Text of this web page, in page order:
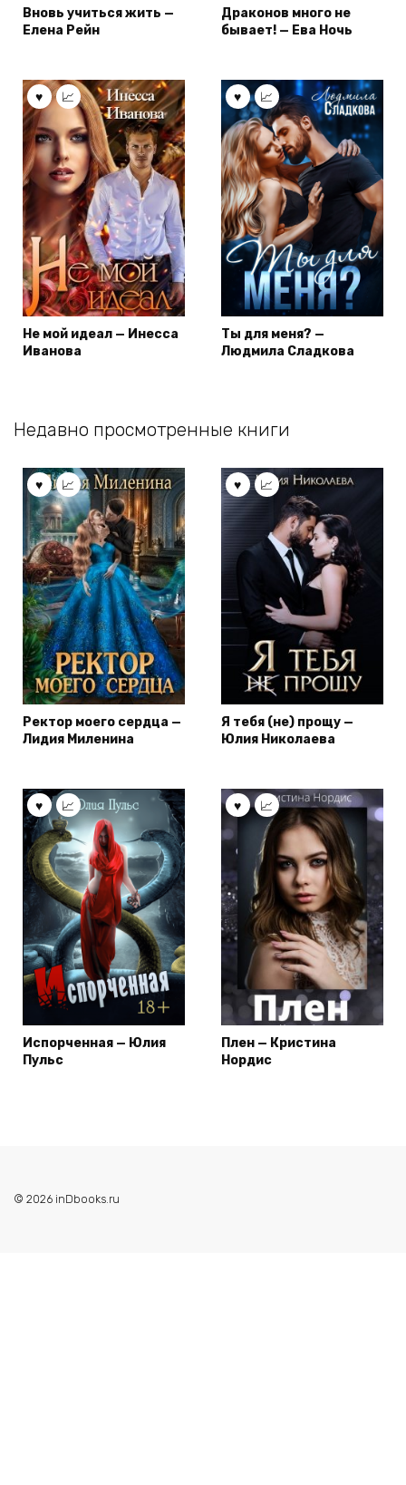
Вновь учиться жить —
Елена Рейн
Драконов много не
бывает! — Ева Ночь
Не мой идеал — Инесса
Иванова
Ты для меня? —
Людмила Сладкова
Недавно просмотренные книги
Ректор моего сердца —
Лидия Миленина
Я тебя (не) прощу —
Юлия Николаева
Испорченная — Юлия
Пульс
Плен — Кристина
Нордис
© 2026 inDbooks.ru